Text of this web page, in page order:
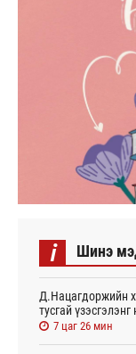
i Шинэ
Д.Нацагдоржийн
тусгай үзэсгэлэнг
7 цаг 26 мин